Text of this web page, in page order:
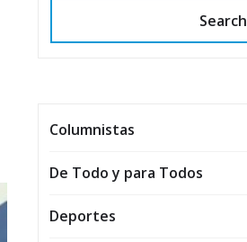
Search
Columnistas
De Todo y para Todos
Deportes